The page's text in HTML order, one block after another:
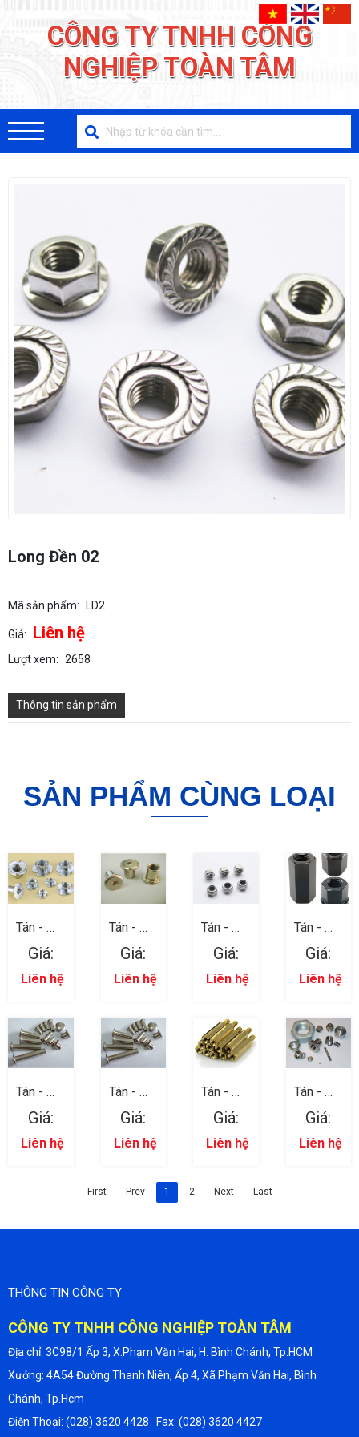
CÔNG TY TNHH CÔNG
NGHIỆP TOÀN TÂM
Long Đền 02
Mã sản phẩm: LD2
Giá: Liên hệ
Lượt xem: 2658
Thông tin sản phẩm
SẢN PHẨM CÙNG LOẠI
Tán - Đai
Giá:
Liên hệ
Tán - Đai
Giá:
Liên hệ
Tán - Đai
Giá:
Liên hệ
Tán - Đai
Giá:
Liên hệ
Tán - Đai
Giá:
Liên hệ
Tán - Đai
Giá:
Liên hệ
Tán - Đai
Giá:
Liên hệ
Tán - Đai
Giá:
Liên hệ
First Prev 1 2 Next Last
THÔNG TIN CÔNG TY
CÔNG TY TNHH CÔNG NGHIỆP TOÀN TÂM
Địa chỉ: 3C98/1 Ấp 3, X.Phạm Văn Hai, H. Bình Chánh, Tp.HCM
Xưởng: 4A54 Đường Thanh Niên, Ấp 4, Xã Phạm Văn Hai, Bình
Chánh, Tp.Hcm
Điện Thoại: (028) 3620 4428 Fax: (028) 3620 4427